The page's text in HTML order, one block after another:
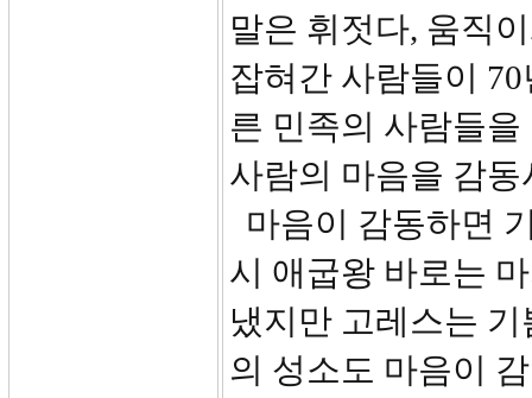
말은 휘젓다, 움직
잡혀간 사람들이
른 민족의 사람들
사람의 마음을 감
마음이 감동하면
시 애굽왕 바로는
냈지만 고레스는
의 성소도 마음이